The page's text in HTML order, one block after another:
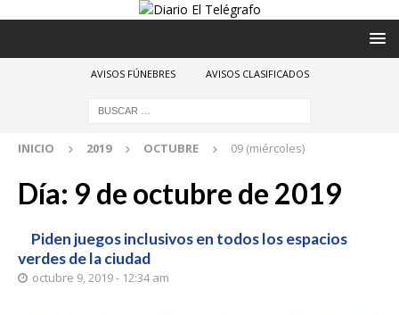
AVISOS FÚNEBRES AVISOS CLASIFICADOS
INICIO 2019 OCTUBRE 09 (miércoles)
Día: 9 de octubre de 2019
Piden juegos inclusivos en todos los espacios
verdes de la ciudad
octubre 9, 2019 - 12:34 am